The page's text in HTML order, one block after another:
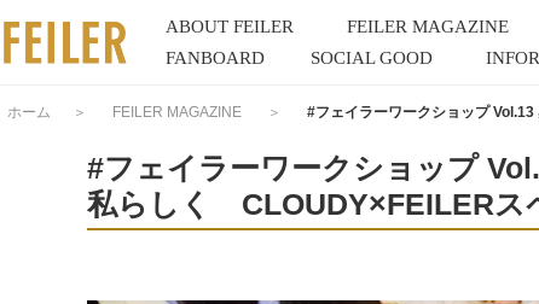
ABOUT FEILER FEILER MAGAZINE
FANBOARD
SOCIAL GOOD
ホーム ＞ FEILER MAGAZINE ＞ #フェイラーワークショップ
#フェイラーワークショップ
私らしく CLOUDY×FEILERス